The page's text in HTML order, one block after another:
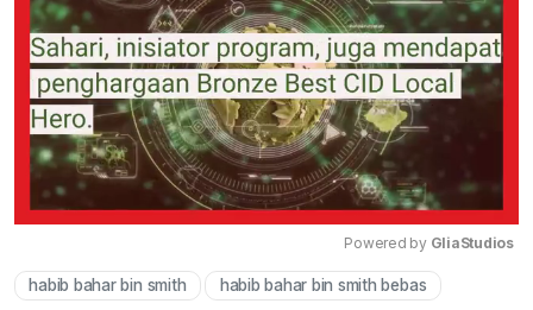
Mute
Powered by GliaStudios
habib bahar bin smith habib bahar bin smith bebas